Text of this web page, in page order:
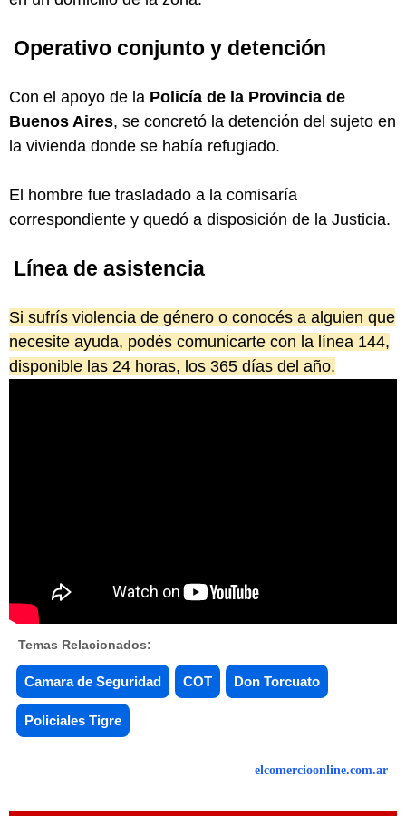
Operativo conjunto y detención
Con el apoyo de la Policía de la Provincia de
Buenos Aires, se concretó la detención del sujeto en
la vivienda donde se había refugiado.
El hombre fue trasladado a la comisaría
correspondiente y quedó a disposición de la Justicia.
Línea de asistencia
Si sufrís violencia de género o conocés a alguien que
necesite ayuda, podés comunicarte con la línea 144,
disponible las 24 horas, los 365 días del año.
Temas Relacionados:
Camara de Seguridad COT Don Torcuato
Policiales Tigre
elcomercioonline.com.ar